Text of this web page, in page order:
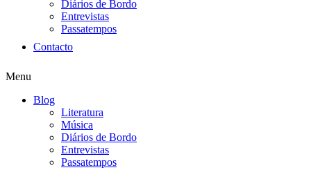
Diários de Bordo
Entrevistas
Passatempos
Contacto
Menu
Blog
Literatura
Música
Diários de Bordo
Entrevistas
Passatempos